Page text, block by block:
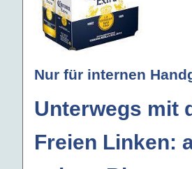
Nur für internen
Unterwegs mit
Freien Linken: